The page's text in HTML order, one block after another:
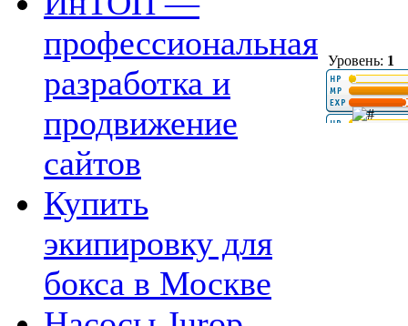
профессиональная
разработка и
продвижение
сайтов
Купить
экипировку для
бокса в Москве
Уровень: 1